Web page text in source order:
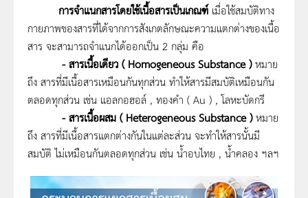
การจำแนกสารโดยใช้เนื้อสารเป็นเกณฑ์ เมื่อใช้สมบัติทาง
กายภาพของสารที่ได้จากการสังเกตลักษณะความแตกต่างของเนื้อ
สาร จะสามารถจำแนกได้ออกเป็น 2 กลุ่ม คือ
- สารเนื้อเดียว ( Homogeneous Substance )หมาย
ถึง สารที่มีเนื้อสารเหมือนกันทุกส่วน ทำให้สารมีสมบัติเหมือนกัน
ตลอดทุกส่วน เช่น แอลกอฮอล์ , ทองคำ ( Au ) , โลหะบัดกรี
- สารเนื้อผสม ( Heterogeneous Substance )หมาย
ถึง สารที่มีเนื้อสารแตกต่างกันในแต่ละส่วน จะทำให้สารนั้นมี
สมบัติ ไม่เหมือนกันตลอดทุกส่วน เช่น น้ำอบไทย , น้ำคลอง ฯลฯ